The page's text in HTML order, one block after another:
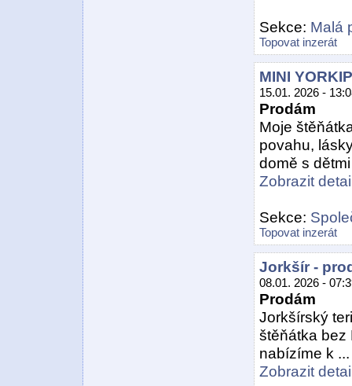
Sekce: Malá
Topovat inzerát
MINI
15.01. 2026 -
Prodám
Moje
povahu,
domě s
Zobrazit
Sekce:
Topovat inzerát
Jorkšír -
08.01. 2026 -
Prodám
Jorkšírský
štěňátka bez
nabízíme k ...
Zobrazit